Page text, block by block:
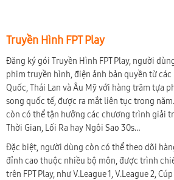
Truyền Hình FPT Play
Đăng ký gói Truyền Hình FPT Play, người
phim truyền hình, điện ảnh bản quyền từ các
Quốc, Thái Lan và Âu Mỹ với hàng trăm tựa
song quốc tế, được ra mắt liên tục trong
còn có thể tận hưởng các chương trình giải
Thời Gian, Lối Ra hay Ngôi Sao 30s…
Đặc biệt, người dùng còn có thể theo dõi
đỉnh cao thuộc nhiều bộ môn, được trình
trên FPT Play, như V.League 1, V.League 2,